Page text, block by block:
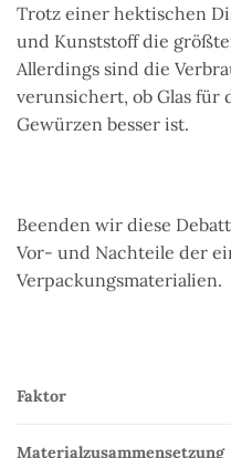
Trotz einer hektischen
und Kunststoff die
Allerdings sind die
verunsichert, ob Glas für
Gewürzen besser ist.
Beenden wir diese
Vor- und Nachteile der
Verpackungsmaterialien.
Faktor
Materialzusammensetzung